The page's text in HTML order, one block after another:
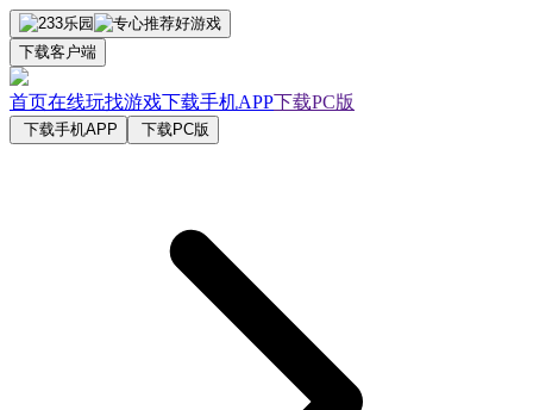
下载客户端
首页在线玩找游戏下载手机APP下载PC版
下载手机APP 下载PC版